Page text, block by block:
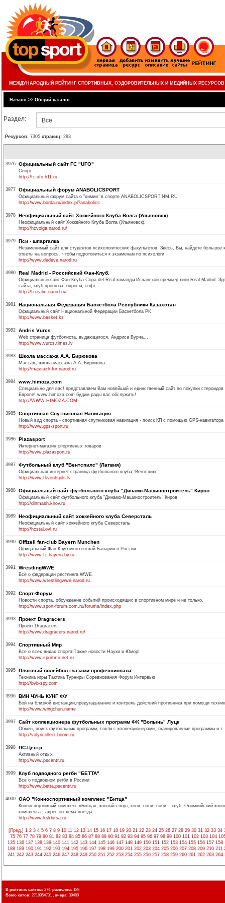
МЕЖДУНАРОДНЫЙ РЕЙТИНГ СПОРТИВНЫХ, ОЗДОРОВИТЕЛЬНЫХ И МЕДИЙНЫХ РЕСУРСОВ
Начало >> Общий каталог
Раздел: Все
Ресурсов: 7305 страниц: 293
3976 Официальный сайт FC "UFO"
Спорт
http://fc-ufo.h11.ru
3977 Официальный форум ANABOLICSPORT
Официальный форум сайта о "химии" в спорте ANABOLICSPORT.NM.RU
http://www.borda.ru/index.pl?anabolics
3978 Неофициальный сайт Хоккейного Клуба Волга (Ульяновск)
Неофициальный сайт Хоккейного Клуба Волга (Ульяновск).
http://hcvolga.narod.ru/
3979 Пси - шпаргалка
Незаменимый сайт для студентов психологических факультетов. Здесь, Вы, найдете
ответы на вопросы, чтобы подготовиться к экзаменам по психологи
http://www.dedeve.narod.ru
3980 Real Madrid - Российский Фан-Клуб.
Официальный сайт Фан-Клуба Copa del Real команды Испанской премьер лиги Real Madrid.
сайта, клуб прогноза, опросы, софт.
http://fcrealm.narod.ru/
3981 Национальная Федерация Баскетбола Республики Казахстан
Официальный сайт Национальной Федерации Баскетбола РК
http://www.basket.kz
3982 Andris Vurcs
Web страница футболиста, выдающегося, Андриса Вурча...
http://www.vurcs.times.lv
3983 Школа массажа А.А. Бирюкова
Массаж, школа массажа А.А. Бирюкова
http://massazh-for.narod.ru
3984 www.himoza.com
Специально для вас! представляем Вам новейший и единственный сайт по покупки
Европе! www.himoza.com будим рады вас обслужить!
http://WWW.HIMOZA.COM
3985 Спортивная Спутниковая Навигация
Новый вид спорта - спортивная спутниковая навигация - поиск КП с помощью GPS-навигатора
http://www.gps-sport.ru
3986 Plazasport
Интернет-магазин спортивных товаров
http://www.plazasport.ru
3987 Футбольный клуб "Вентспилс" (Латвия)
Официальная интернет страница футбольного клуба "Вентспилс"
http://www.fkventspils.lv
3988 Официальный сайт футбольного клуба "Динамо-Машиностроитель" Киров
Официальный сайт футбольного клуба "Динамо-Машиностроитель" Киров
http://dinmash.kirov.ru
3989 Неофициальный сайт хоккейного клуба Северсталь
Неофициальный сайт хоккейного клуба Северсталь
http://hcstal.ovl.ru
3990 Offizeil fan-club Bayern Munchen
Офицальный Фан-Клуб мюнхенской Баварии в России...
http://www.fc-bayern.by.ru
3991 WrestlingWWE
Всё о федерации рестлинга WWE
http://www.wrestlingwwe.narod.ru
3992 Спорт-Форум
Новости спорта, обсуждение событий происходящих в спортивном мире и не только.
http://www.sport-forum.com.ru/forums/index.php
3993 Проект Dragracers
Проект Dragracers
http://www.dragracers.narod.ru/
3994 Спортивный Мир
Все о всех видах спорта!Также новости Науки и Юмор!
http://www.sportmir.net.ru
3995 Пляжный волейбол глазами профессионала
Техника игры Тактика Турниры Соревнования Форум Интервью
http://bvb-spy.com
3996 ВИН ЧУНЬ КУНГ ФУ
Бой на близкой дистанции,предугадывание и контроль действий противника при помощи
http://www.wingchun.name
3997 Сайт коллекционера футбольных программ ФК "Волынь" Луцк
Обмен, поиск футбольных программ, связи с коллекционерами, сканированные программы и т.
http://volyncollect.boom.ru
3998 ПС-Центр
Активный отдых
http://www.pscentr.ru
3999 Клуб подводного регби "БЕТТА"
Все о подводном регби в Росиии
http://www.betta.pscentr.ru
4000 ОАО "Конноспортивный комплекс "Битца"
Конноспортивный комплекс «Битца», конный спорт, кони, пони, пони – клуб, Олимпийский
комплекса , адрес и схема поезда.
http://www.kskbitsa.ru
[Пред.] 1 2 3 4 5 6 7 8 9 10 11 12 13 14 15 16 17 18 19 20 21 22 23 24 25 26 27 28 29 30 31 32 33 34
75 76 77 78 79 80 81 82 83 84 85 86 87 88 89 90 91 92 93 94 95 96 97 98 99 100 101 102 103 104
135 136 137 138 139 140 141 142 143 144 145 146 147 148 149 150 151 152 153 154 155 156 157 158
188 189 190 191 192 193 194 195 196 197 198 199 200 201 202 203 204 205 206 207 208 209 210 211
241 242 243 244 245 246 247 248 249 250 251 252 253 254 255 256 257 258 259 260 261 262 263 264
В рейтинге сайтов: 274, разделов: 189
Всего хитов: 2718954731 , вчера: 39480